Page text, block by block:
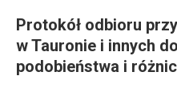
Protokół odbioru
w Tauronie i innych
podobieństwa i